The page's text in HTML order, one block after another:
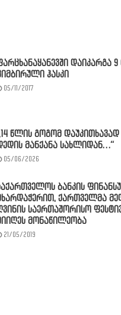
დაიკარგა 9
ჰასკი
05/11/2017
წლის გოგომ დაუკითხავად
მანქანა სახლიდან…“
05/06/2026
ბანკის
ქართველმა
საერთაშორისო
მონაწილეობა
21/05/2019